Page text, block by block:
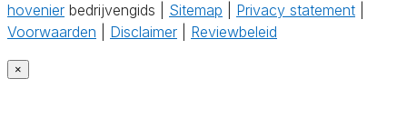
hovenier bedrijvengids | Sitemap Privacy statement
Voorwaarden
Disclaimer Reviewbeleid
×